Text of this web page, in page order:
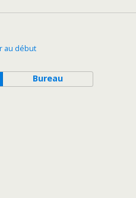
au début
Bureau